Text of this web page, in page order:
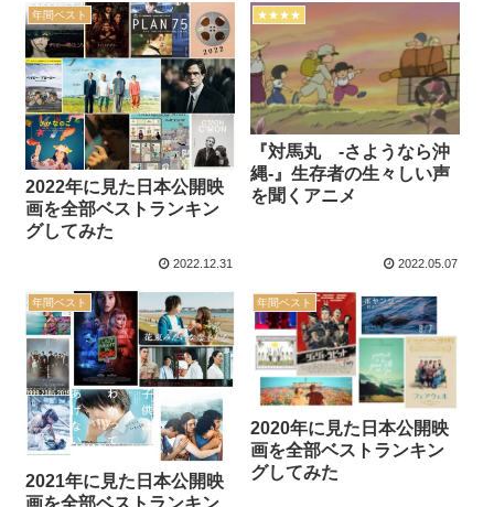
年間ベスト
2022年に見た日本公開映
画を全部ベストランキン
グしてみた
2022.12.31
★★★★
『対馬丸 -さようなら沖
縄-』生存者の生々しい声
を聞くアニメ
2022.05.07
年間ベスト
2021年に見た日本公開映
画を全部ベストランキン
年間ベスト
2020年に見た日本公開映
画を全部ベストランキン
グしてみた